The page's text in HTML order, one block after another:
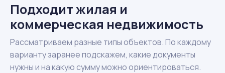
Подходит жилая и
коммерческая недвижимость
Рассматриваем разные типы объектов. По каждому
варианту заранее подскажем, какие документы
нужны и на какую сумму можно ориентироваться.